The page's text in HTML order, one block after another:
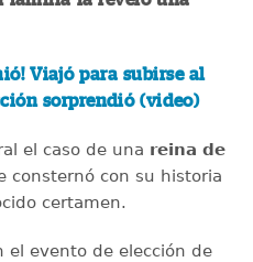
Viajó para subirse al
sorprendió (video)
el caso de una reina de
consternó con su historia
certamen.
el evento de elección de